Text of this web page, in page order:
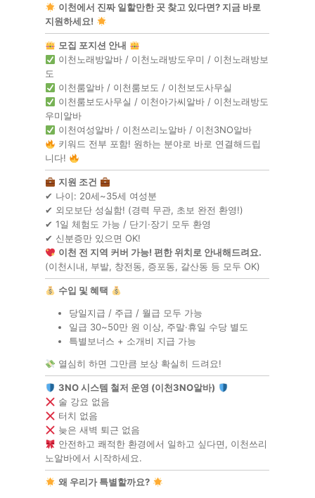
이천에서 진짜 일할만한 곳 찾고 있다면? 지금 바로
지원하세요!
모집 포지션 안내
이천노래방알바 / 이천노래방도우미 / 이천노래방보
도
이천룸알바 / 이천룸보도 / 이천보도사무실
이천룸보도사무실 / 이천아가씨알바 / 이천노래방도
우미알바
이천여성알바 / 이천쓰리노알바 / 이천3NO알바
키워드 전부 포함! 원하는 분야로 바로 연결해드립
니다!
지원 조건
✔ 나이: 20세~35세 여성분
✔ 외모보단 성실함! (경력 무관, 초보 완전 환영!)
✔ 1일 체험도 가능 / 단기·장기 모두 환영
✔ 신분증만 있으면 OK!
이천 전 지역 커버 가능! 편한 위치로 안내해드려요.
(이천시내, 부발, 창전동, 증포동, 갈산동 등 모두 OK)
수입 및 혜택
당일지급 / 주급 / 월급 모두 가능
일급 30~50만 원 이상, 주말·휴일 수당 별도
특별보너스 + 소개비 지급 가능
열심히 하면 그만큼 보상 확실히 드려요!
3NO 시스템 철저 운영 (이천3NO알바)
술 강요 없음
터치 없음
늦은 새벽 퇴근 없음
안전하고 쾌적한 환경에서 일하고 싶다면, 이천쓰리
노알바에서 시작하세요.
왜 우리가 특별할까요?